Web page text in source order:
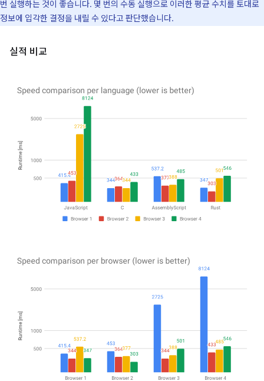
번 실행하는 것이 좋습니다. 몇 번의 수동 실행으로 이러한 평균 수치를 토대로
정보에 입각한 결정을 내릴 수 있다고 판단했습니다.
실적 비교